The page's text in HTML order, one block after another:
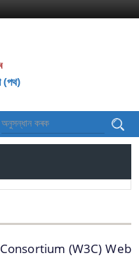
(পথ)
Consortium (W3C) Web